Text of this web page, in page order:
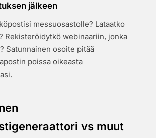
jälkeen
messuosastolle? Lataatko
Rekisteröidytkö webinaariin, jonka
Satunnainen osoite pitää
poissa oikeasta
vs muut